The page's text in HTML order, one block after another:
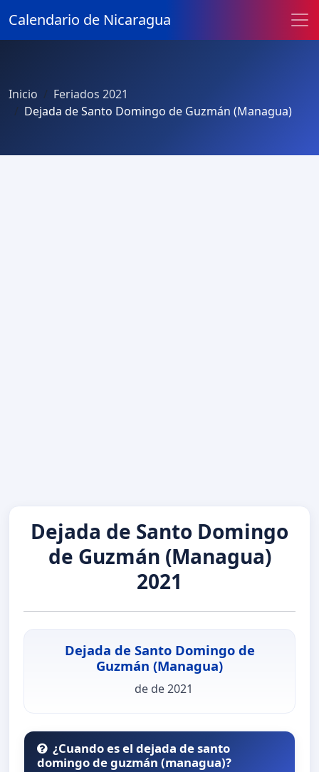
Calendario de Nicaragua
Inicio
Feriados 2021
Dejada de Santo Domingo de Guzmán (Managua)
Dejada de Santo Domingo
de Guzmán (Managua)
2021
Dejada de Santo Domingo de
Guzmán (Managua)
de de 2021
¿Cuando es el dejada de santo
domingo de guzmán (managua)?